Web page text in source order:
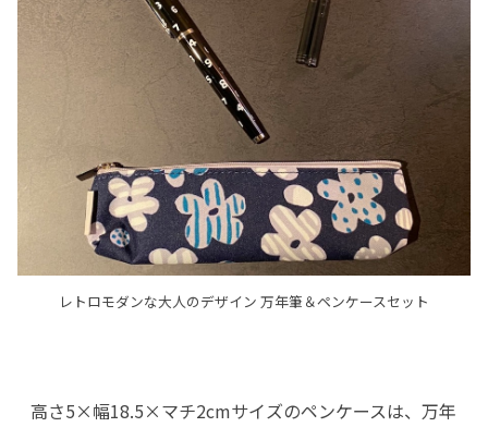
レトロモダンな大人のデザイン 万年筆＆ペンケースセット
高さ5×幅18.5×マチ2cmサイズのペンケースは、万年